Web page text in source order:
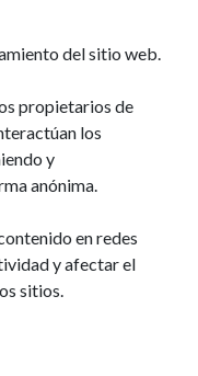
del sitio web.
propietarios de
los
y
anónima.
en redes
y afectar el
sitios.